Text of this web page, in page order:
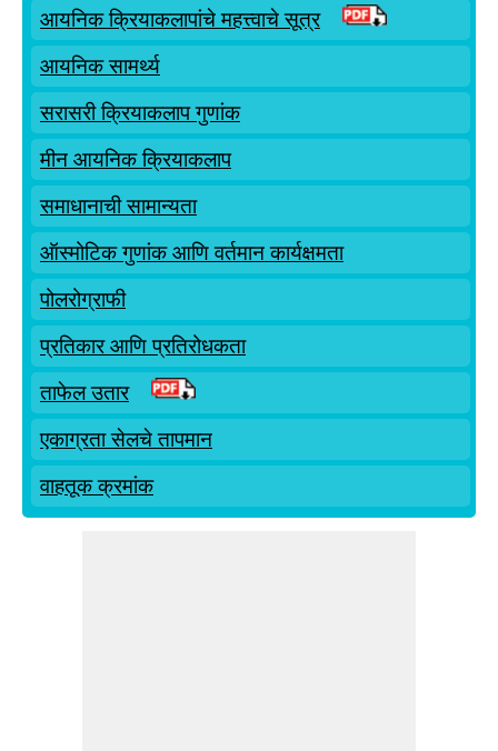
आयनिक क्रियाकलापांचे महत्त्वाचे सूत्र
आयनिक सामर्थ्य
सरासरी क्रियाकलाप गुणांक
मीन आयनिक क्रियाकलाप
समाधानाची सामान्यता
ऑस्मोटिक गुणांक आणि वर्तमान कार्यक्षमता
पोलरोग्राफी
प्रतिकार आणि प्रतिरोधकता
ताफेल उतार
एकाग्रता सेलचे तापमान
वाहतूक क्रमांक